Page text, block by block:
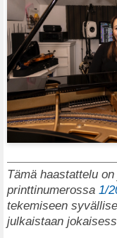
Tämä haastattelu
printtinumerossa 1/
tekemiseen
julkaistaan